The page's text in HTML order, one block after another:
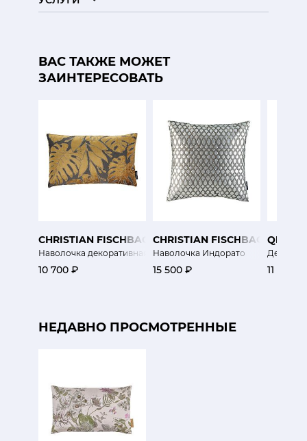
ВАС ТАКЖЕ МОЖЕТ
ЗАИНТЕРЕСОВАТЬ
CHRISTIAN FISCHBACHER
Наволочка декоративная Сельва
10 700 ₽
CHRISTIAN FISCHBACHER
Наволочка Индорато
15 500 ₽ 11 350 ₽
НЕДАВНО ПРОСМОТРЕННЫЕ